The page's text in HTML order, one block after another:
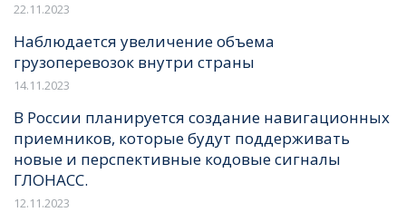
22.11.2023
Наблюдается увеличение объема
грузоперевозок внутри страны
14.11.2023
В России планируется создание навигационных
приемников, которые будут поддерживать
новые и перспективные кодовые сигналы
ГЛОНАСС.
12.11.2023